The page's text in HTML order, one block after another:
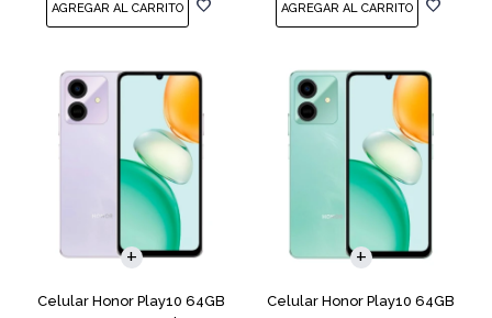
Celular Honor Play10 64GB
COMPARAR
Celular Honor Play10 64GB
COMPARAR